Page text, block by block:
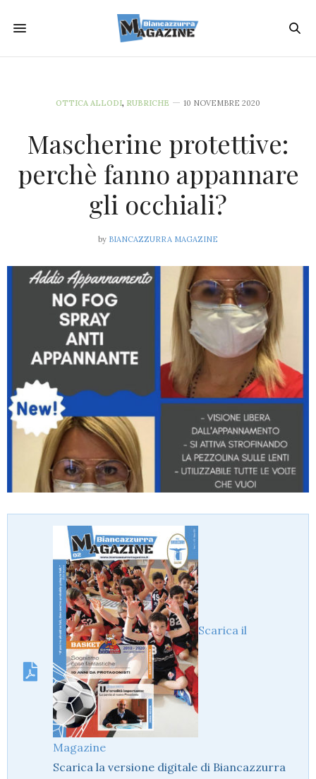
OTTICA ALLODI, RUBRICHE 10 NOVEMBRE 2020
Mascherine protettive:
perchè fanno appannare
gli occhiali?
by BIANCAZZURRA MAGAZINE
Scarica il
Magazine
Scarica la versione digitale di Biancazzurra